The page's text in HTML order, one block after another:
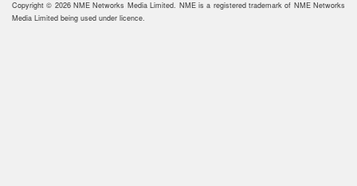
Copyright © 2026 NME Networks Media Limited. NME is a registered trademark of NME Networks
Media Limited being used under licence.